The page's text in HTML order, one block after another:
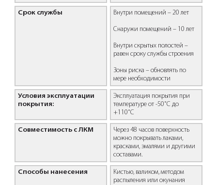
Срок службы Внутри помещений – 20 лет
Снаружи помещений – 10 лет
Внутри скрытых полостей –
равен сроку службы строения
Зоны риска – обновлять по
мере необходимости
Условия эксплуатации
покрытия:
Эксплуатация покрытия при
температуре от -50˚С до
+110˚С
Совместимость с ЛКМ
Через 48 часов поверхность
можно покрывать лаками,
красками, эмалями и другими
составами.
Способы нанесения
Кистью, валиком, методом
распыления или окунания